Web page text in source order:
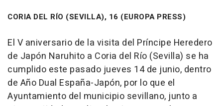
CORIA DEL RÍO (SEVILLA), 16 (EUROPA PRESS)
El V aniversario de la visita del Príncipe Heredero
de Japón Naruhito a Coria del Río (Sevilla) se ha
cumplido este pasado jueves 14 de junio, dentro
de Año Dual España-Japón, por lo que el
Ayuntamiento del municipio sevillano, junto a